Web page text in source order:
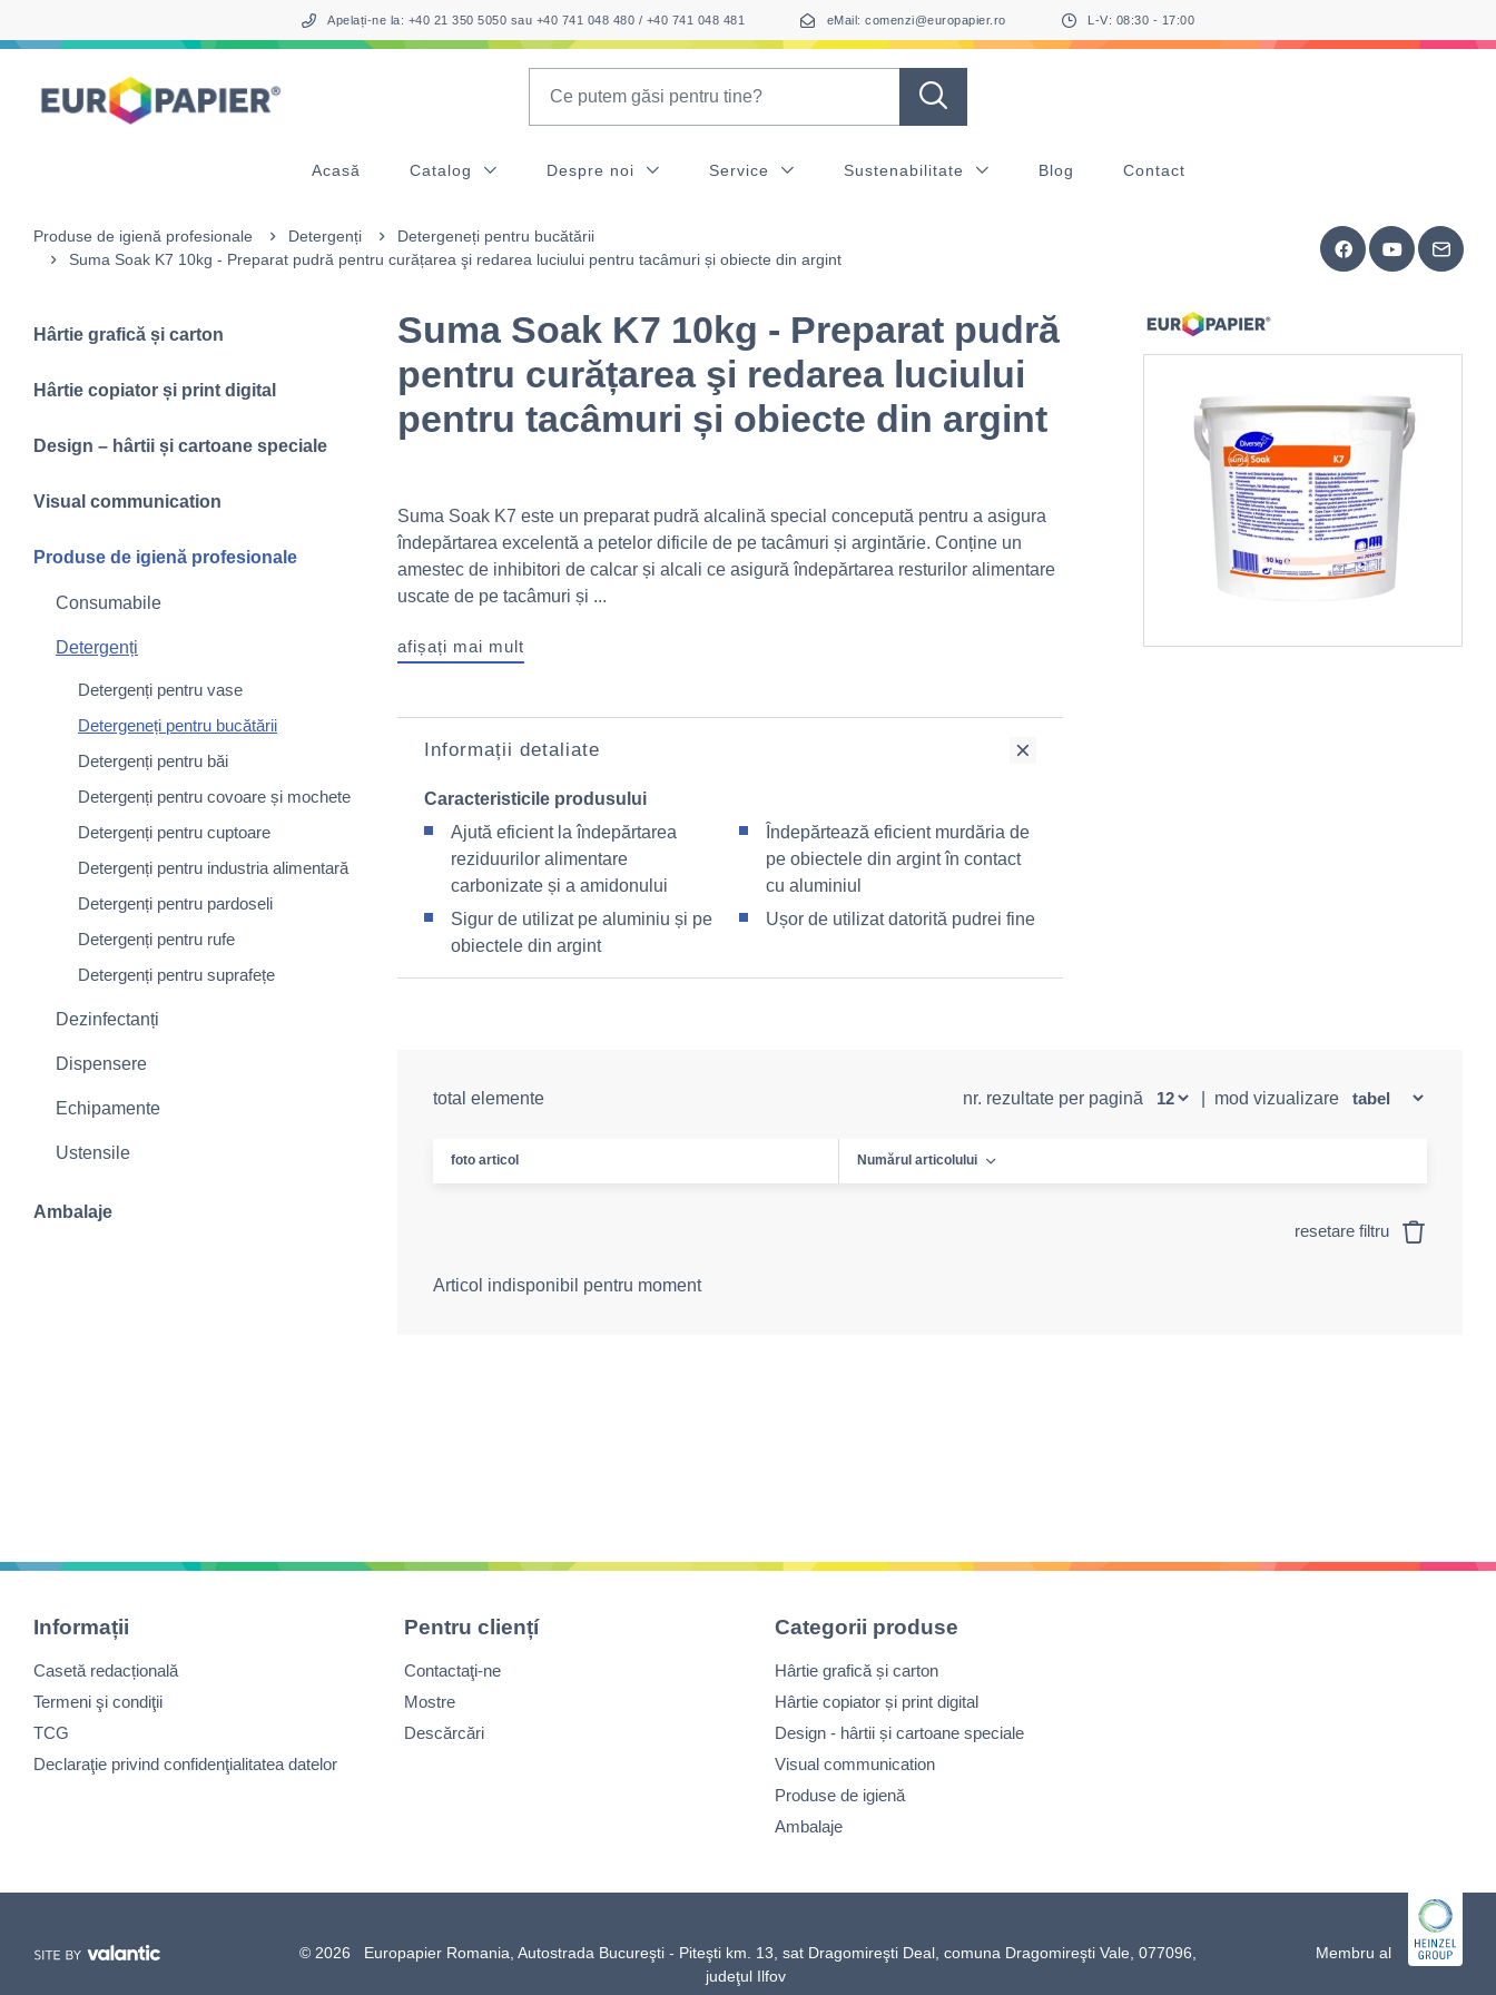
Apelați-ne la: +40 21 350 5050 sau +40 741 048 480 / +40 741 048 481 eMail: comenzi@europapier.ro L-V: 08:30 - 17:00
Acasă Catalog Despre noi Service Sustenabilitate Blog Contact
Produse de igienă profesionale Detergenți
Detergeneți pentru bucătării
Suma Soak K7 10kg - Preparat pudră pentru curățarea şi redarea luciului pentru tacâmuri și obiecte din argint
Hârtie grafică și carton
Hârtie copiator și print digital
Design – hârtii și cartoane speciale
Visual communication
Produse de igienă profesionale
Consumabile
Detergenți
Detergenți pentru vase
Detergeneți pentru bucătării
Detergenți pentru băi
Detergenți pentru covoare și mochete
Detergenți pentru cuptoare
Detergenți pentru industria alimentară
Detergenți pentru pardoseli
Detergenți pentru rufe
Detergenți pentru suprafețe
Dezinfectanți
Dispensere
Echipamente
Ustensile
Ambalaje
Suma Soak K7 10kg - Preparat pudră
pentru curățarea şi redarea luciului
pentru tacâmuri și obiecte din argint
Suma Soak K7 este un preparat pudră alcalină special concepută pentru a asigura
îndepărtarea excelentă a petelor dificile de pe tacâmuri și argintărie. Conține un
amestec de inhibitori de calcar și alcali ce asigură îndepărtarea resturilor alimentare
uscate de pe tacâmuri și ...
afișați mai mult
Informații detaliate
Caracteristicile produsului
Ajută eficient la îndepărtarea
reziduurilor alimentare
carbonizate și a amidonului
Sigur de utilizat pe aluminiu și pe
obiectele din argint
Îndepărtează eficient murdăria de
pe obiectele din argint în contact
cu aluminiul
Ușor de utilizat datorită pudrei fine
total elemente nr. rezultate per pagină mod vizualizare
foto articol Numărul articolului
resetare filtru
Articol indisponibil pentru moment
Informații
Casetă redacțională
Termeni şi condiţii
TCG
Declaraţie privind confidenţialitatea datelor
Pentru cliențí
Contactaţi-ne
Mostre
Descărcări
Categorii produse
Hârtie grafică și carton
Hârtie copiator și print digital
Design - hârtii și cartoane speciale
Visual communication
Produse de igienă
Ambalaje
© 2026 Europapier Romania, Autostrada Bucureşti - Piteşti km. 13, sat Dragomireşti Deal, comuna Dragomireşti Vale, 077096,
judeţul Ilfov
Membru al